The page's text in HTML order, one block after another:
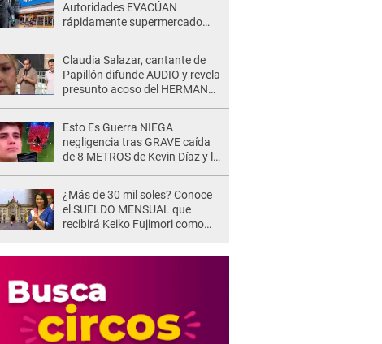
Autoridades EVACÚAN
rápidamente supermercado
Claudia Salazar, cantante de
Papillón difunde AUDIO y revela
presunto acoso del HERMANO
shock"
Esto Es Guerra NIEGA
negligencia tras GRAVE caída
de 8 METROS de Kevin Díaz y lo
¿Más de 30 mil soles? Conoce
el SUELDO MENSUAL que
recibirá Keiko Fujimori como